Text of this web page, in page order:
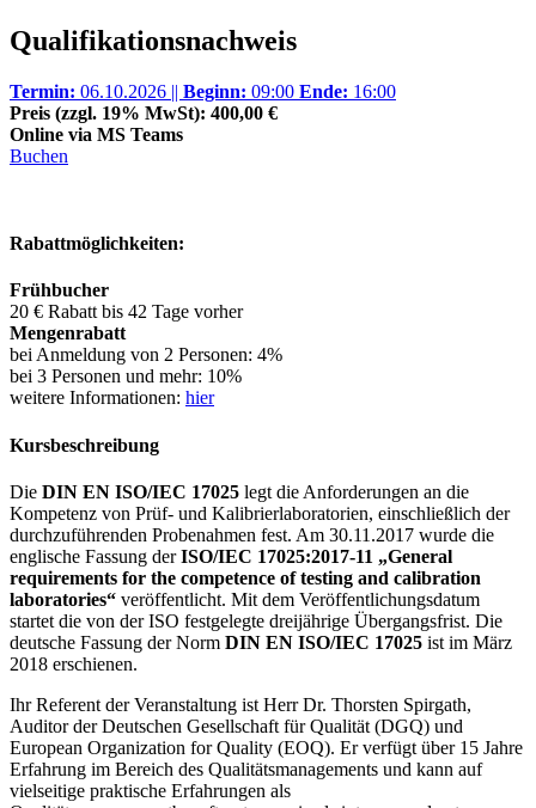
Qualifikationsnachweis
Termin: 06.10.2026 || Beginn: 09:00 Ende: 16:00
Preis (zzgl. 19% MwSt): 400,00 €
Online via MS Teams
Buchen
Rabattmöglichkeiten:
Frühbucher
20 € Rabatt bis 42 Tage vorher
Mengenrabatt
bei Anmeldung von 2 Personen: 4%
bei 3 Personen und mehr: 10%
weitere Informationen: hier
Kursbeschreibung
Die DIN EN ISO/IEC 17025 legt die Anforderungen an die
Kompetenz von Prüf- und Kalibrierlaboratorien, einschließlich der
durchzuführenden Probenahmen fest. Am 30.11.2017 wurde die
englische Fassung derISO/IEC 17025:2017-11 „General
requirements for the competence of testing and calibration
laboratories“ veröffentlicht. Mit dem Veröffentlichungsdatum
startet die von der ISO festgelegte dreijährige Übergangsfrist. Die
deutsche Fassung der Norm DIN EN ISO/IEC 17025 ist im März
2018 erschienen.
Ihr Referent der Veranstaltung ist Herr Dr. Thorsten Spirgath,
Auditor der Deutschen Gesellschaft für Qualität (DGQ) und
European Organization for Quality (EOQ). Er verfügt über 15 Jahre
Erfahrung im Bereich des Qualitätsmanagements und kann auf
vielseitige praktische Erfahrungen als